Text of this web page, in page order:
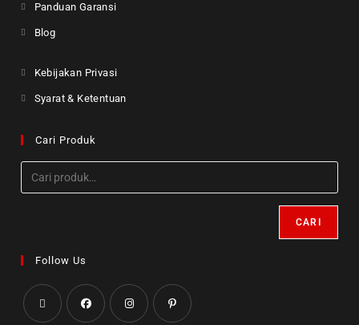
Panduan Garansi
Blog
Kebijakan Privasi
Syarat & Ketentuan
Cari Produk
CARI
Follow Us